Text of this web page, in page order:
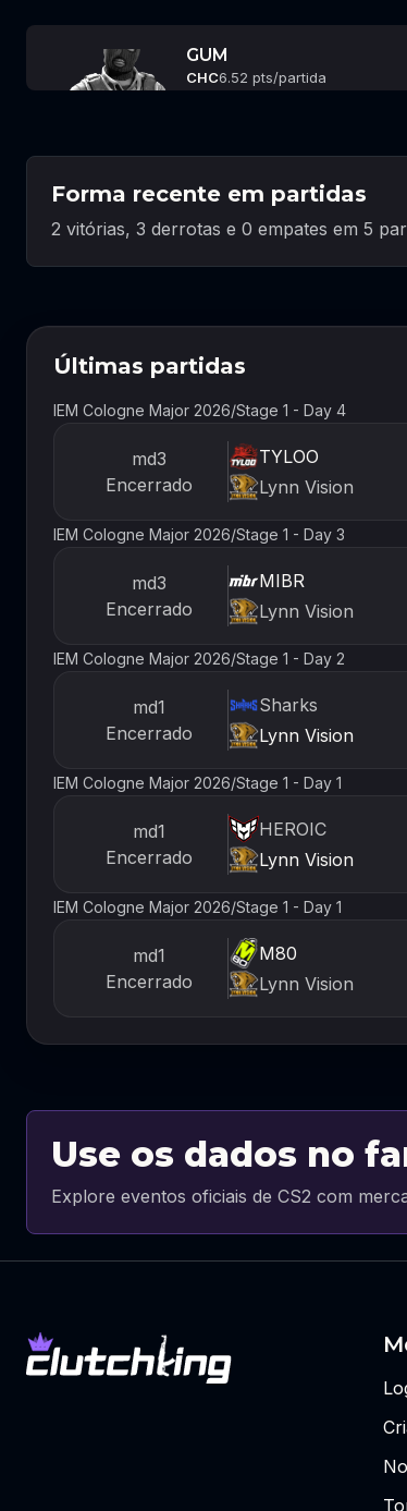
GUM
CHC6.52 pts/partida
Forma recente em partidas
2 vitórias, 3 derrotas e 0 empates em 5
Últimas partidas
IEM Cologne Major 2026/Stage 1 - Day 4
md3
Encerrado
TYLOO
Lynn Vision
IEM Cologne Major 2026/Stage 1 - Day 3
md3
Encerrado
MIBR
Lynn Vision
IEM Cologne Major 2026/Stage 1 - Day 2
md1
Encerrado
Sharks
Lynn Vision
IEM Cologne Major 2026/Stage 1 - Day 1
md1
Encerrado
HEROIC
Lynn Vision
IEM Cologne Major 2026/Stage 1 - Day 1
md1
Encerrado
M80
Lynn Vision
Use os dados no
Explore eventos oficiais de CS2 com